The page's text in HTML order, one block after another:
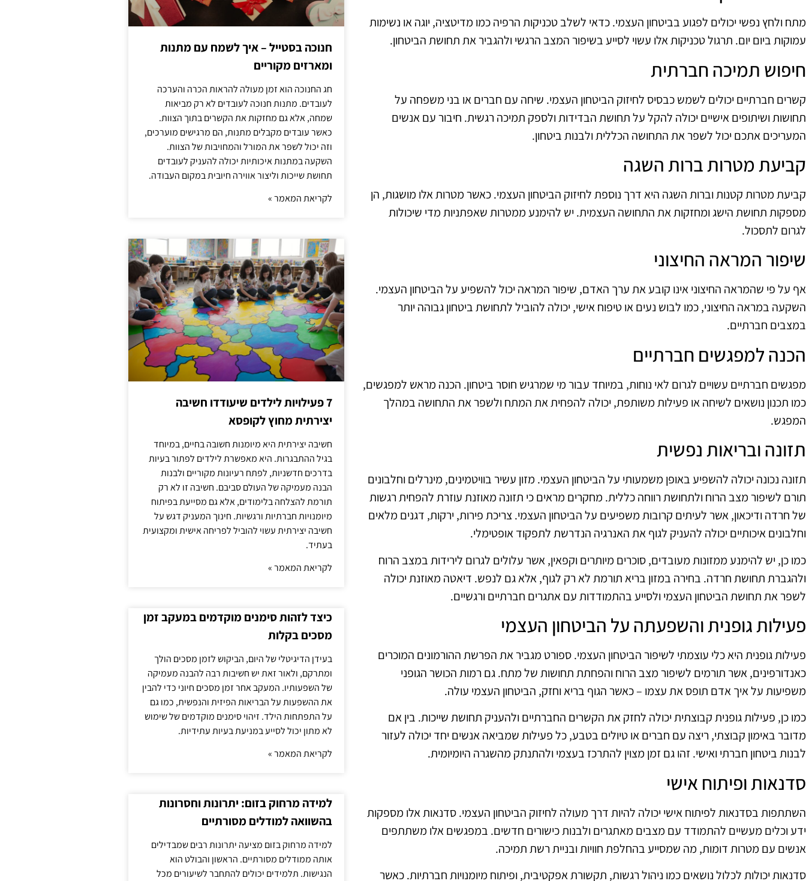
מתח ולחץ נפשי יכולים לפגוע בביטחון העצמי. כדאי לשלב טכניקות הרפיה כמו מדיטציה, יוגה או נשימות
עמוקות ביום יום. תרגול טכניקות אלו עשוי לסייע בשיפור המצב הרגשי ולהגביר את תחושת הביטחון.
חיפוש תמיכה חברתית
קשרים חברתיים יכולים לשמש כבסיס לחיזוק הביטחון העצמי. שיחה עם חברים או בני משפחה על
תחושות ושיתופים אישיים יכולה להקל על תחושת הבדידות ולספק תמיכה רגשית. חיבור עם אנשים
המעריכים אתכם יכול לשפר את התחושה הכללית ולבנות ביטחון.
קביעת מטרות ברות השגה
קביעת מטרות קטנות וברות השגה היא דרך נוספת לחיזוק הביטחון העצמי. כאשר מטרות אלו מושגות, הן
מספקות תחושת הישג ומחזקות את התחושה העצמית. יש להימנע ממטרות שאפתניות מדי שיכולות
לגרום לתסכול.
שיפור המראה החיצוני
אף על פי שהמראה החיצוני אינו קובע את ערך האדם, שיפור המראה יכול להשפיע על הביטחון העצמי.
השקעה במראה החיצוני, כמו לבוש נעים או טיפוח אישי, יכולה להוביל לתחושת ביטחון גבוהה יותר
במצבים חברתיים.
הכנה למפגשים חברתיים
מפגשים חברתיים עשויים לגרום לאי נוחות, במיוחד עבור מי שמרגיש חוסר ביטחון. הכנה מראש למפגשים,
כמו תכנון נושאים לשיחה או פעילות משותפת, יכולה להפחית את המתח ולשפר את התחושה במהלך
המפגש.
תזונה ובריאות נפשית
תזונה נכונה יכולה להשפיע באופן משמעותי על הביטחון העצמי. מזון עשיר בוויטמינים, מינרלים וחלבונים
תורם לשיפור מצב הרוח ולתחושת רווחה כללית. מחקרים מראים כי תזונה מאוזנת עוזרת להפחית רגשות
של חרדה ודיכאון, אשר לעיתים קרובות משפיעים על הביטחון העצמי. צריכת פירות, ירקות, דגנים מלאים
וחלבונים איכותיים יכולה להעניק לגוף את האנרגיה הנדרשת לתפקוד אופטימלי.
כמו כן, יש להימנע ממזונות מעובדים, סוכרים מיותרים וקפאין, אשר עלולים לגרום לירידות במצב הרוח
ולהגברת תחושת חרדה. בחירה במזון בריא תורמת לא רק לגוף, אלא גם לנפש. דיאטה מאוזנת יכולה
לשפר את תחושת הביטחון העצמי ולסייע בהתמודדות עם אתגרים חברתיים ורגשיים.
פעילות גופנית והשפעתה על הביטחון העצמי
פעילות גופנית היא כלי עוצמתי לשיפור הביטחון העצמי. ספורט מגביר את הפרשת ההורמונים המוכרים
כאנדורפינים, אשר תורמים לשיפור מצב הרוח והפחתת תחושות של מתח. גם רמות הכושר הגופני
משפיעות על איך אדם תופס את עצמו – כאשר הגוף בריא וחזק, הביטחון העצמי עולה.
כמו כן, פעילות גופנית קבוצתית יכולה לחזק את הקשרים החברתיים ולהעניק תחושת שייכות. בין אם
מדובר באימון קבוצתי, ריצה עם חברים או טיולים בטבע, כל פעילות שמביאה אנשים יחד יכולה לעזור
לבנות ביטחון חברתי ואישי. זהו גם זמן מצוין להתרכז בעצמי ולהתנתק מהשגרה היומיומית.
סדנאות ופיתוח אישי
השתתפות בסדנאות לפיתוח אישי יכולה להיות דרך מעולה לחיזוק הביטחון העצמי. סדנאות אלו מספקות
ידע וכלים מעשיים להתמודד עם מצבים מאתגרים ולבנות כישורים חדשים. במפגשים אלו משתתפים
אנשים עם מטרות דומות, מה שמסייע בהחלפת חוויות ובניית רשת תמיכה.
סדנאות יכולות לכלול נושאים כמו ניהול רגשות, תקשורת אפקטיבית, ופיתוח מיומנויות חברתיות. כאשר
חנוכה בסטייל – איך לשמח עם מתנות
ומארזים מקוריים
חג החנוכה הוא זמן מעולה להראות הכרה והערכה
לעובדים. מתנות חנוכה לעובדים לא רק מביאות
שמחה, אלא גם מחזקות את הקשרים בתוך הצוות.
כאשר עובדים מקבלים מתנות, הם מרגישים מוערכים,
וזה יכול לשפר את המורל והמחויבות של הצוות.
השקעה במתנות איכותיות יכולה להעניק לעובדים
תחושת שייכות וליצור אווירה חיובית במקום העבודה.
לקריאת המאמר »
7 פעילויות לילדים שיעודדו חשיבה
יצירתית מחוץ לקופסא
חשיבה יצירתית היא מיומנות חשובה בחיים, במיוחד
בגיל ההתבגרות. היא מאפשרת לילדים לפתור בעיות
בדרכים חדשניות, לפתח רעיונות מקוריים ולבנות
הבנה מעמיקה של העולם סביבם. חשיבה זו לא רק
תורמת להצלחה בלימודים, אלא גם מסייעת בפיתוח
מיומנויות חברתיות ורגשיות. חינוך המעניק דגש על
חשיבה יצירתית עשוי להוביל לפריחה אישית ומקצועית
בעתיד.
לקריאת המאמר »
כיצד לזהות סימנים מוקדמים במעקב זמן
מסכים בקלות
בעידן הדיגיטלי של היום, הביקוש לזמן מסכים הולך
ומתרקם, ולאור זאת יש חשיבות רבה להבנה מעמיקה
של השפעותיו. המעקב אחר זמן מסכים חיוני כדי להבין
את ההשפעות על הבריאות הפיזית והנפשית, כמו גם
על התפתחות הילד. זיהוי סימנים מוקדמים של שימוש
לא מתון יכול לסייע במניעת בעיות עתידיות.
לקריאת המאמר »
למידה מרחוק בזום: יתרונות וחסרונות
בהשוואה למודלים מסורתיים
למידה מרחוק בזום מציעה יתרונות רבים שמבדילים
אותה ממודלים מסורתיים. הראשון והבולט הוא
הנגישות. תלמידים יכולים להתחבר לשיעורים מכל